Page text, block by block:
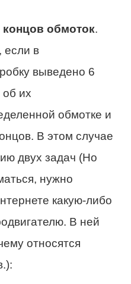
обмоток.
если в
выведено 6
об их
обмотке и
В этом случае
двух задач (Но
нужно
какую-либо
В ней
относятся